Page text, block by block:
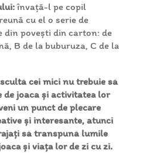
învață-l pe copil
cu el o serie de
din povești din carton: de
B de la buburuza, C de la
cei mici nu trebuie să
de joaca și activitatea lor
un punct de plecare
și interesante, atunci
să transpună lumile
și viața lor de zi cu zi.